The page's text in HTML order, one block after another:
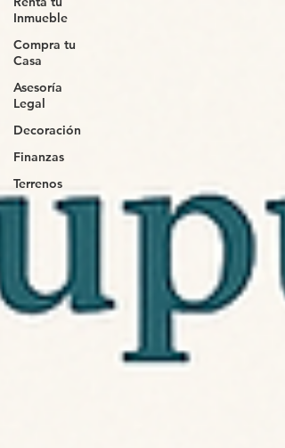
Inmueble
Compra tu
Casa
Asesoría
Legal
Decoración
Finanzas
Terrenos